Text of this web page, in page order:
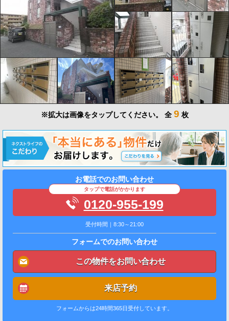
※拡大は画像をタップしてください。 全 9 枚
お電話でのお問い合わせ
タップで電話がかかります
0120-955-199
受付時間｜8:30～21:00
フォームでのお問い合わせ
この物件をお問い合わせ
来店予約
フォームからは24時間365日受付しています。